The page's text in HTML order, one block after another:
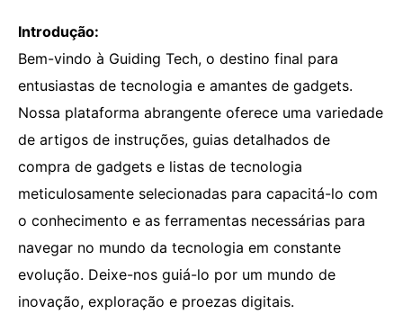
Introdução:
Bem-vindo à Guiding Tech, o destino final para
entusiastas de tecnologia e amantes de gadgets.
Nossa plataforma abrangente oferece uma variedade
de artigos de instruções, guias detalhados de
compra de gadgets e listas de tecnologia
meticulosamente selecionadas para capacitá-lo com
o conhecimento e as ferramentas necessárias para
navegar no mundo da tecnologia em constante
evolução. Deixe-nos guiá-lo por um mundo de
inovação, exploração e proezas digitais.